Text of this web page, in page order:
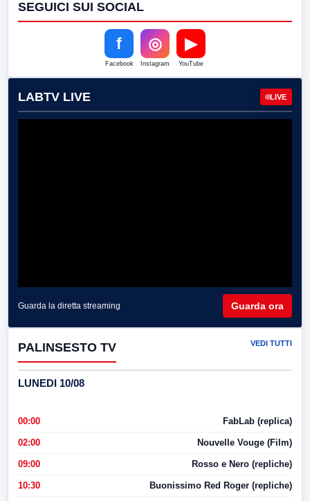
SEGUICI SUI SOCIAL
f
Facebook
◎
Instagram
▶
YouTube
LABTV LIVE LIVE
Guarda la diretta streaming Guarda ora
PALINSESTO TV VEDI TUTTI
LUNEDI 10/08
00:00 FabLab (replica)
02:00 Nouvelle Vouge (Film)
09:00 Rosso e Nero (repliche)
10:30 Buonissimo Red Roger (repliche)